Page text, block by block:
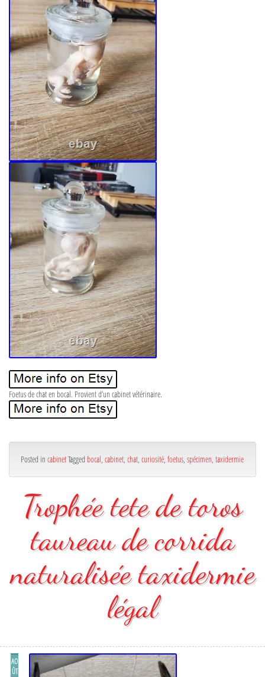
Foetus de chat en bocal. Provient d’un cabinet vétérinaire.
Posted in cabinetTagged bocal, cabinet, chat, curiosité, foetus, spécimen, taxidermie
Trophée tete de toros
taureau de corrida
naturalisée taxidermie
légal
AO
ÛT